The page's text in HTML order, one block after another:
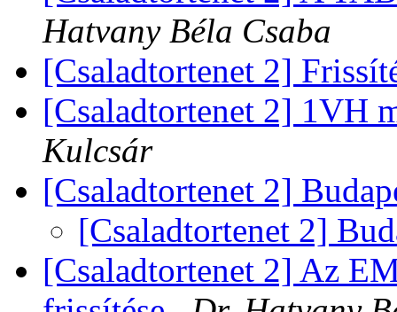
Hatvany Béla Csaba
[Csaladtortenet 2]
[Csaladtortenet 2] 1VH
Kulcsár
[Csaladtortenet 2]
[Csaladtortenet 2]
[Csaladtortenet 2] Az